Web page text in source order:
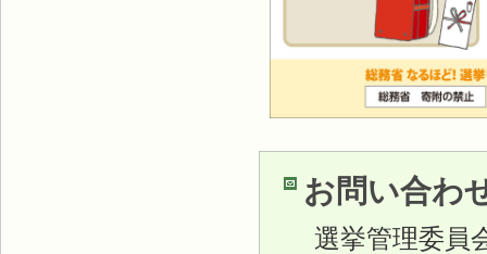
お問い合わ
選挙管理委員